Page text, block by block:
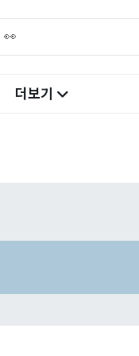
더보기